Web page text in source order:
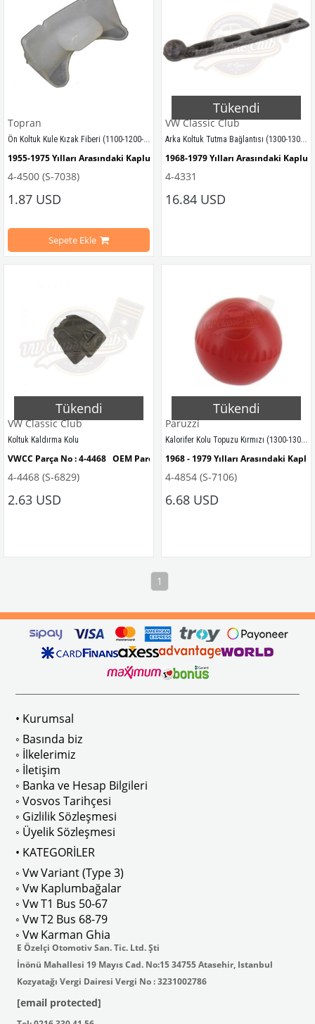
VWCC Parça No: 4-4330  OEM Parça No: 111885583
VWCC Parça No: 4-4440 OEM
Topran
Ön Koltuk Kule Kızak Fiberi (1100-1200-1300-1302-1303)
1955-1975 Yılları Arasındaki Kaplumbağa Modelleri İle Uyumludur
1100-1200-1300-1302-1303 Kaplumbağa Modelleri İle Uyumludur
4-4500 (S-7038)
1.87 USD
Sepete Ekle
Tükendi
VW Classic Club
Arka Koltuk Tutma Bağlantısı (1300-1302-1303)
1968-1979 Yılları Arasındaki
1300-1302-1303 Kaplumbağa
VWCC Parça No : 4-4331 OEM
4-4331
16.84 USD
Tükendi
VW Classic Club
Koltuk Kaldırma Kolu
VWCC Parça No : 4-4468 OEM Parça No : 113881633E
4-4468 (S-6829)
2.63 USD
Tükendi
Paruzzi
Kalorifer Kolu Topuzu Kırmızı (1300-1302-1303-Karmann-Variant)
1968 - 1979 Yılları Arasındaki
1300 - 1302 - 1303 - STD
VWCC Parça No:
4-4854 (S-7106)
6.68 USD
1
• Kurumsal
◦ Basında biz
◦ İlkelerimiz
◦ İletişim
◦ Banka ve Hesap Bilgileri
◦ Vosvos Tarihçesi
◦ Gizlilik Sözleşmesi
◦ Üyelik Sözleşmesi
• KATEGORİLER
◦ Vw Variant (Type 3)
◦ Vw Kaplumbağalar
◦ Vw T1 Bus 50-67
◦ Vw T2 Bus 68-79
◦ Vw Karman Ghia
E Özelçi Otomotiv San. Tic. Ltd. Şti
İnönü Mahallesi 19 Mayıs Cad. No:15 34755 Atasehir, Istanbul
Kozyatağı Vergi Dairesi Vergi No : 3231002786
[email protected]